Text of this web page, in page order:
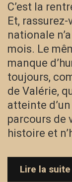
C’est la
Et,
nationale
mois. Le
manque
toujours,
de Valérie,
atteinte
parcours de
histoire et
Lire la suite